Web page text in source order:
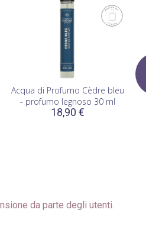
Acqua di Profumo Cèdre bleu
- profumo legnoso 30 ml
18,90 €
da parte degli utenti.